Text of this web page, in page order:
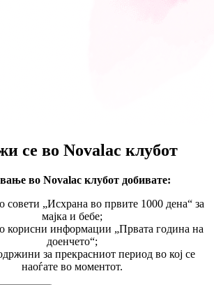
се во Novalac клубот
во Novalac клубот добивате:
совети „Исхрана во првите 1000 дена“ за
мајка и бебе;
корисни информации „Првата година на
доенчето“;
за прекрасниот период во кој се
наоѓате во моментот.